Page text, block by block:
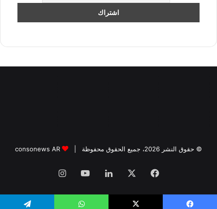
© حقوق النشر 2026، جميع الحقوق محفوظة | consonews AR
فيسبوك لينكدإن‫YouTubeانستقرام